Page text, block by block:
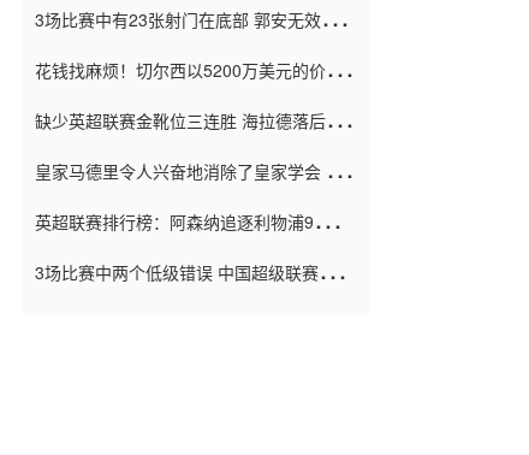
（Taishan）
3场比赛中有23张射门在底部 郭安无效传球
花钱找麻烦！切尔西以5200万美元的价格
窗口
缺少英超联赛金靴位三连胜 海拉德落后6球
皇家马德里令人兴奋地消除了皇家学会 安
英超联赛排行榜：阿森纳追逐利物浦9分 曼
3场比赛中两个低级错误 中国超级联赛的前